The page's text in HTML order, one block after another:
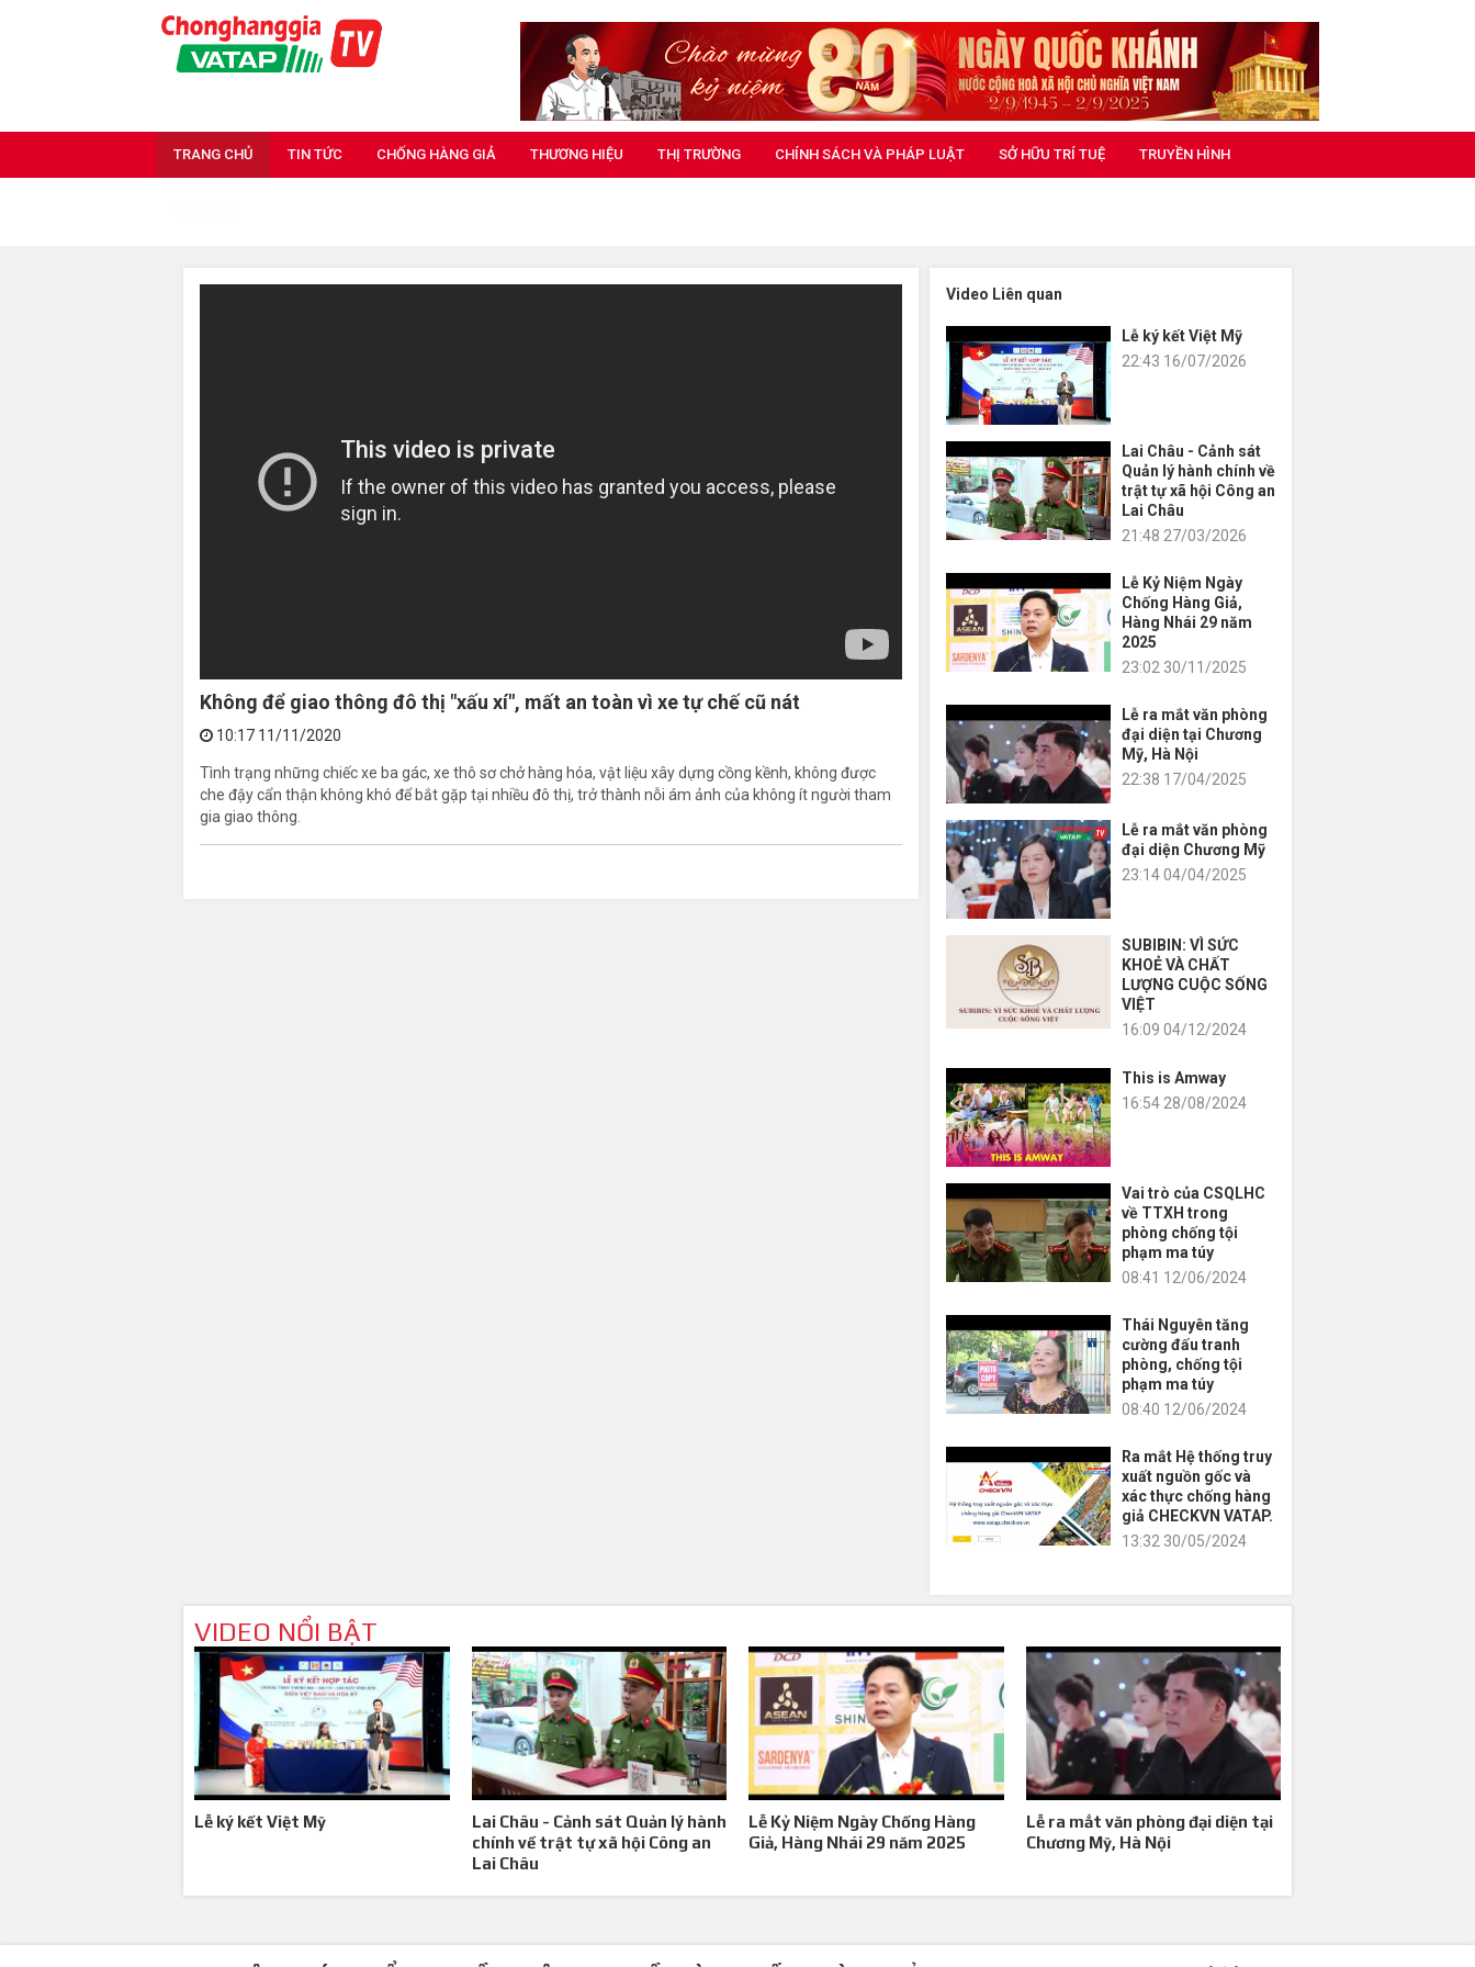
TRANG CHỦ TIN TỨC CHỐNG HÀNG GIẢ THƯƠNG HIỆU THỊ TRƯỜNG CHÍNH SÁCH VÀ PHÁP LUẬT SỞ HỮU TRÍ TUỆ TRUYỀN HÌNH
Không để giao thông đô thị "xấu xí", mất an toàn vì xe tự chế cũ nát
10:17 11/11/2020
Tình trạng những chiếc xe ba gác, xe thô sơ chở hàng hóa, vật liệu xây dựng cồng kềnh, không được
che đậy cẩn thận không khó để bắt gặp tại nhiều đô thị, trở thành nỗi ám ảnh của không ít người tham
gia giao thông.
Video Liên quan
Lễ ký kết Việt Mỹ
22:43 16/07/2026
Lai Châu - Cảnh sát
Quản lý hành chính về
trật tự xã hội Công an
Lai Châu
21:48 27/03/2026
Lễ Kỷ Niệm Ngày
Chống Hàng Giả,
Hàng Nhái 29 năm
2025
23:02 30/11/2025
Lễ ra mắt văn phòng
đại diện tại Chương
Mỹ, Hà Nội
22:38 17/04/2025
Lễ ra mắt văn phòng
đại diện Chương Mỹ
23:14 04/04/2025
SUBIBIN: VÌ SỨC
KHOẺ VÀ CHẤT
LƯỢNG CUỘC SỐNG
VIỆT
16:09 04/12/2024
This is Amway
16:54 28/08/2024
Vai trò của CSQLHC
về TTXH trong
phòng chống tội
phạm ma túy
08:41 12/06/2024
Thái Nguyên tăng
cường đấu tranh
phòng, chống tội
phạm ma túy
08:40 12/06/2024
Ra mắt Hệ thống truy
xuất nguồn gốc và
xác thực chống hàng
giả CHECKVN VATAP.
13:32 30/05/2024
VIDEO NỔI BẬT
Lễ ký kết Việt Mỹ
Lai Châu - Cảnh sát Quản lý hành
chính về trật tự xã hội Công an
Lai Châu
Lễ Kỷ Niệm Ngày Chống Hàng
Giả, Hàng Nhái 29 năm 2025
Lễ ra mắt văn phòng đại diện tại
Chương Mỹ, Hà Nội